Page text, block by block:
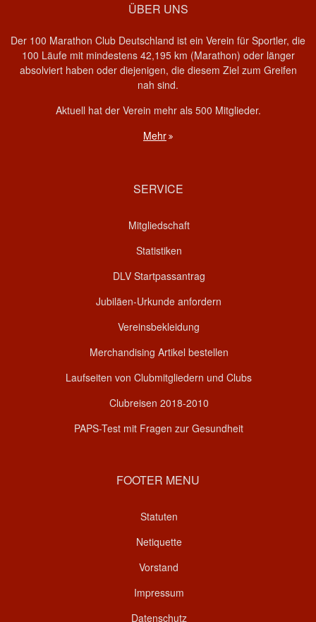
ÜBER UNS
Der 100 Marathon Club Deutschland ist ein Verein für Sportler, die
100 Läufe mit mindestens 42,195 km (Marathon) oder länger
absolviert haben oder diejenigen, die diesem Ziel zum Greifen
nah sind.
Aktuell hat der Verein mehr als 500 Mitglieder.
Mehr
SERVICE
Mitgliedschaft
Statistiken
DLV Startpassantrag
Jubiläen-Urkunde anfordern
Vereinsbekleidung
Merchandising Artikel bestellen
Laufseiten von Clubmitgliedern und Clubs
Clubreisen 2018-2010
PAPS-Test mit Fragen zur Gesundheit
FOOTER MENU
Statuten
Netiquette
Vorstand
Impressum
Datenschutz